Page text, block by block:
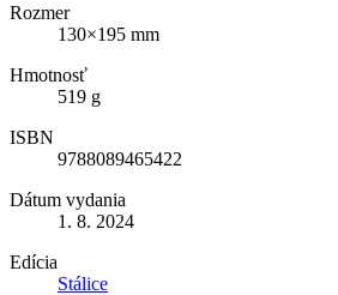
Rozmer
130×195 mm
Hmotnosť
519 g
ISBN
9788089465422
Dátum vydania
1. 8. 2024
Edícia
Stálice